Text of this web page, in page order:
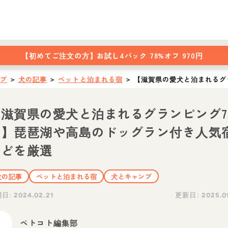
【初めてご注文の方】 お試し4パック 78%オフ 970円
＞ 犬の記事 ＞ ペットと泊まれる宿 ＞ 【滋賀県の愛犬と泊まれる
賀県の愛犬と泊まれるグランピング7
琵琶湖や高島のドッグラン付き人気
を厳選
の記事 ペットと泊まれる宿
犬とキャンプ
日:2024.02.21 更新日:
ペトコト編集部